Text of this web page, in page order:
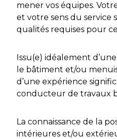
mener vos équipes.
et votre sens du service
qualités requises pour
Issu(e) idéalement
le bâtiment et/ou
d’une expérience
conducteur de travaux
La connaissance de la
intérieures et/ou